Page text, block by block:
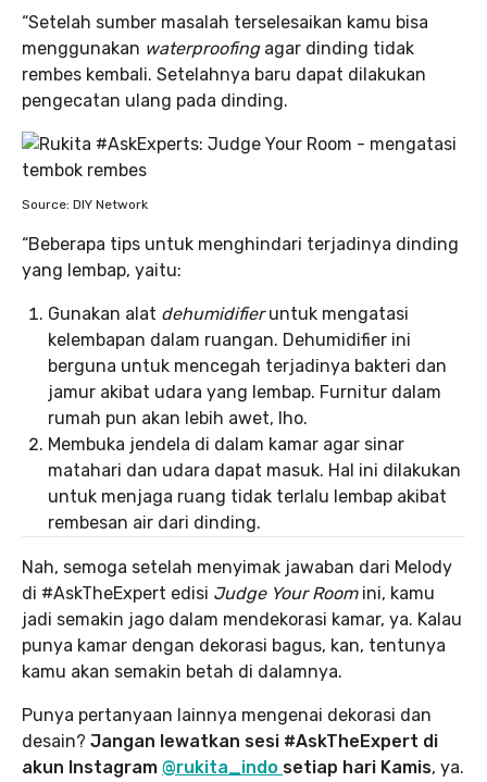
“Setelah sumber masalah terselesaikan kamu bisa
menggunakan waterproofingagar dinding tidak
rembes kembali. Setelahnya baru dapat dilakukan
pengecatan ulang pada dinding.
Source: DIY Network
“Beberapa tips untuk menghindari terjadinya dinding
yang lembap, yaitu:
Gunakan alat dehumidifieruntuk mengatasi
kelembapan dalam ruangan. Dehumidifier ini
berguna untuk mencegah terjadinya bakteri dan
jamur akibat udara yang lembap. Furnitur dalam
rumah pun akan lebih awet, lho.
Membuka jendela di dalam kamar agar sinar
matahari dan udara dapat masuk. Hal ini dilakukan
untuk menjaga ruang tidak terlalu lembap akibat
rembesan air dari dinding.
Nah, semoga setelah menyimak jawaban dari Melody
di #AskTheExpert edisi Judge Your Roomini, kamu
jadi semakin jago dalam mendekorasi kamar, ya. Kalau
punya kamar dengan dekorasi bagus, kan, tentunya
kamu akan semakin betah di dalamnya.
Punya pertanyaan lainnya mengenai dekorasi dan
desain? Jangan lewatkan sesi #AskTheExpert di
akun Instagram @rukita_indo setiap hari Kamis, ya.